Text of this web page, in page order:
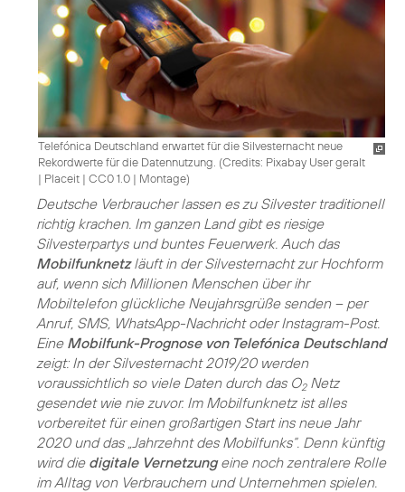
Telefónica Deutschland erwartet für die Silvesternacht neue
Rekordwerte für die Datennutzung. (Credits: Pixabay User geralt
| Placeit | CC0 1.0 | Montage)
Deutsche Verbraucher lassen es zu Silvester traditionell
richtig krachen. Im ganzen Land gibt es riesige
Silvesterpartys und buntes Feuerwerk. Auch das
Mobilfunknetzläuft in der Silvesternacht zur Hochform
auf, wenn sich Millionen Menschen über ihr
Mobiltelefon glückliche Neujahrsgrüße senden – per
Anruf, SMS, WhatsApp-Nachricht oder Instagram-Post.
Eine Mobilfunk-Prognose von Telefónica Deutschland
zeigt: In der Silvesternacht 2019/20 werden
voraussichtlich so viele Daten durch das O2Netz
gesendet wie nie zuvor. Im Mobilfunknetz ist alles
vorbereitet für einen großartigen Start ins neue Jahr
2020 und das „Jahrzehnt des Mobilfunks“. Denn künftig
wird die digitale Vernetzungeine noch zentralere Rolle
im Alltag von Verbrauchern und Unternehmen spielen.